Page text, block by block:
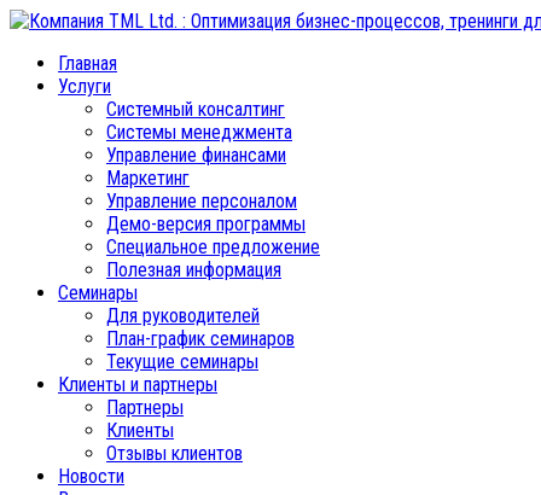
Главная
Услуги
Системный консалтинг
Системы менеджмента
Управление финансами
Маркетинг
Управление персоналом
Демо-версия программы
Специальное предложение
Полезная информация
Семинары
Для руководителей
План-график семинаров
Текущие семинары
Клиенты и партнеры
Партнеры
Клиенты
Отзывы клиентов
Новости